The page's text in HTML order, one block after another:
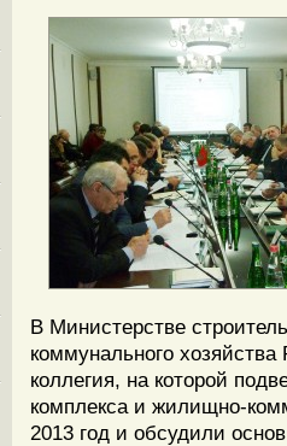
В Министерстве
коммунального хозяйства
коллегия, на которой
комплекса и жилищно-
2013 год и обсудили